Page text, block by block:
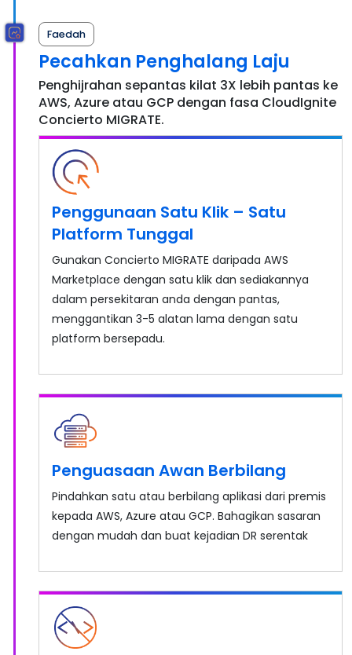
Faedah
Pecahkan Penghalang Laju
Penghijrahan sepantas kilat 3X lebih pantas ke
AWS, Azure atau GCP dengan fasa CloudIgnite
Concierto MIGRATE.
Penggunaan Satu Klik – Satu
Platform Tunggal
Gunakan Concierto MIGRATE daripada AWS
Marketplace dengan satu klik dan sediakannya
dalam persekitaran anda dengan pantas,
menggantikan 3-5 alatan lama dengan satu
platform bersepadu.
Penguasaan Awan Berbilang
Pindahkan satu atau berbilang aplikasi dari premis
kepada AWS, Azure atau GCP. Bahagikan sasaran
dengan mudah dan buat kejadian DR serentak